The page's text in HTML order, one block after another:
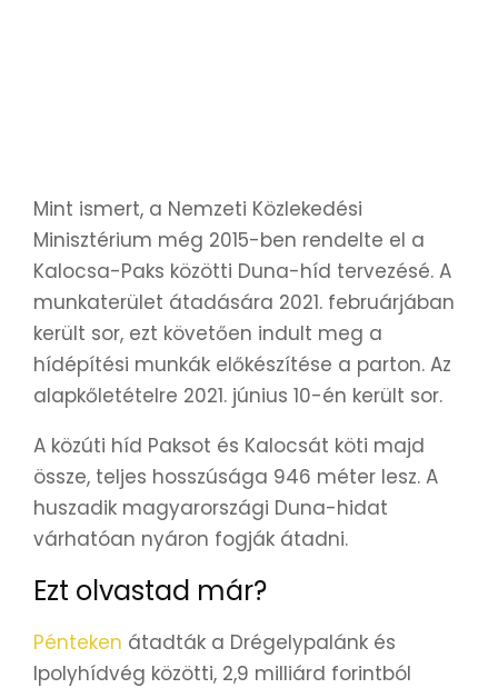
Mint ismert, a Nemzeti Közlekedési
Minisztérium még 2015-ben rendelte el a
Kalocsa-Paks közötti Duna-híd tervezésé. A
munkaterület átadására 2021. februárjában
került sor, ezt követően indult meg a
hídépítési munkák előkészítése a parton. Az
alapkőletételre 2021. június 10-én került sor.
A közúti híd Paksot és Kalocsát köti majd
össze, teljes hosszúsága 946 méter lesz. A
huszadik magyarországi Duna-hidat
várhatóan nyáron fogják átadni.
Ezt olvastad már?
Pénteken átadták a Drégelypalánk és
Ipolyhídvég közötti, 2,9 milliárd forintból